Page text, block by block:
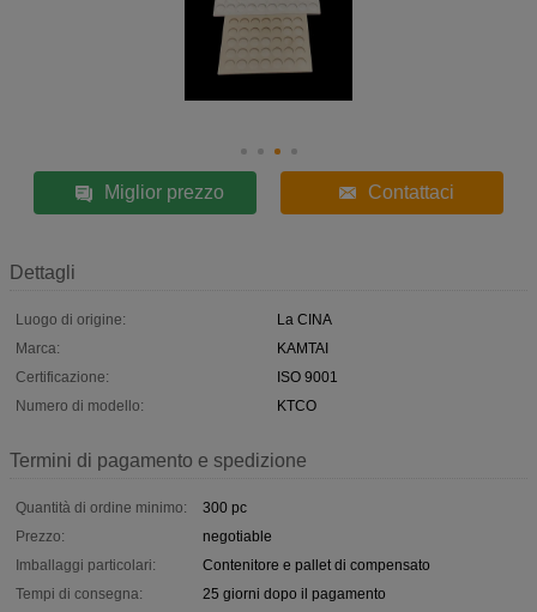
Miglior prezzo Contattaci
Dettagli
Luogo di origine:
La CINA
Marca:
KAMTAI
Certificazione:
ISO 9001
Numero di modello:
KTCO
Termini di pagamento e spedizione
Quantità di ordine minimo:
300 pc
Prezzo:
negotiable
Imballaggi particolari:
Contenitore e pallet di compensato
Tempi di consegna:
25 giorni dopo il pagamento